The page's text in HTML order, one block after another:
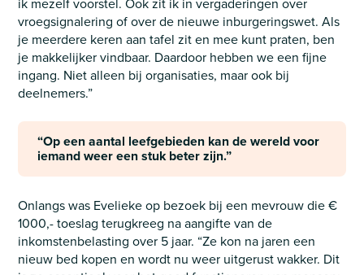
vroegsignalering of over de nieuwe inburgeringswet. Als
je meerdere keren aan tafel zit en mee kunt praten, ben
je makkelijker vindbaar. Daardoor hebben we een fijne
ingang. Niet alleen bij organisaties, maar ook bij
deelnemers.”
“Op een aantal leefgebieden kan de wereld voor
iemand weer een stuk beter zijn.”
Onlangs was Evelieke op bezoek bij een mevrouw die €
1000,- toeslag terugkreeg na aangifte van de
inkomstenbelasting over 5 jaar. “Ze kon na jaren een
nieuw bed kopen en wordt nu weer uitgerust wakker. Dit